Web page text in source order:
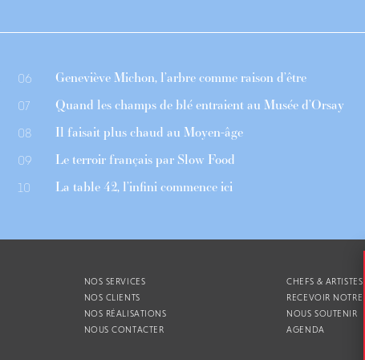
06 Geneviève Michon, l’arbre comme raison d’être
07 Quand les champs de blé entraient au Musée d’Orsay
08 Il faisait plus chaud au Moyen-âge
09 Le terroir français par Slow Food
10 La table 42, l’infini commence ici
NOS SERVICES
NOS CLIENTS
NOS RÉALISATIONS
NOUS CONTACTER
CHEFS & ARTISTES
RECEVOIR NOTRE
NOUS SOUTENIR
AGENDA